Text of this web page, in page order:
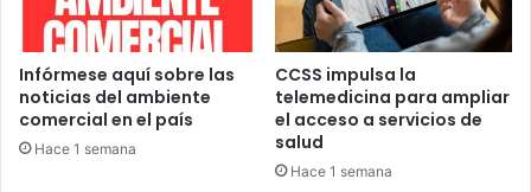
Infórmese aquí sobre las
noticias del ambiente
comercial en el país
Hace 1 semana
CCSS impulsa la
telemedicina para ampliar
el acceso a servicios de
salud
Hace 1 semana